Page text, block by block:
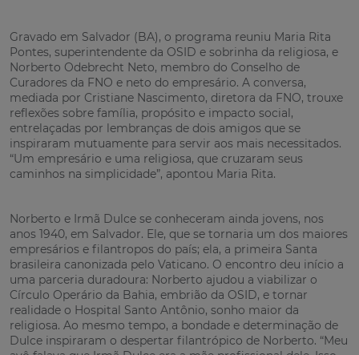
Gravado em Salvador (BA), o programa reuniu Maria Rita
Pontes, superintendente da OSID e sobrinha da religiosa, e
Norberto Odebrecht Neto, membro do Conselho de
Curadores da FNO e neto do empresário. A conversa,
mediada por Cristiane Nascimento, diretora da FNO, trouxe
reflexões sobre família, propósito e impacto social,
entrelaçadas por lembranças de dois amigos que se
inspiraram mutuamente para servir aos mais necessitados.
“Um empresário e uma religiosa, que cruzaram seus
caminhos na simplicidade”, apontou Maria Rita.
Norberto e Irmã Dulce se conheceram ainda jovens, nos
anos 1940, em Salvador. Ele, que se tornaria um dos maiores
empresários e filantropos do país; ela, a primeira Santa
brasileira canonizada pelo Vaticano. O encontro deu início a
uma parceria duradoura: Norberto ajudou a viabilizar o
Círculo Operário da Bahia, embrião da OSID, e tornar
realidade o Hospital Santo Antônio, sonho maior da
religiosa. Ao mesmo tempo, a bondade e determinação de
Dulce inspiraram o despertar filantrópico de Norberto. “Meu